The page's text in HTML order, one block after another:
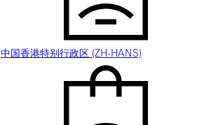
中国香港特别行政区 (ZH-HANS)